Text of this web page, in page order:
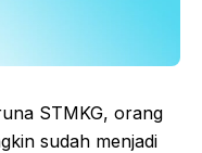
STMKG, orang
sudah menjadi